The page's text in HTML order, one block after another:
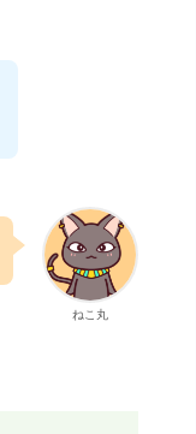
ねこ丸